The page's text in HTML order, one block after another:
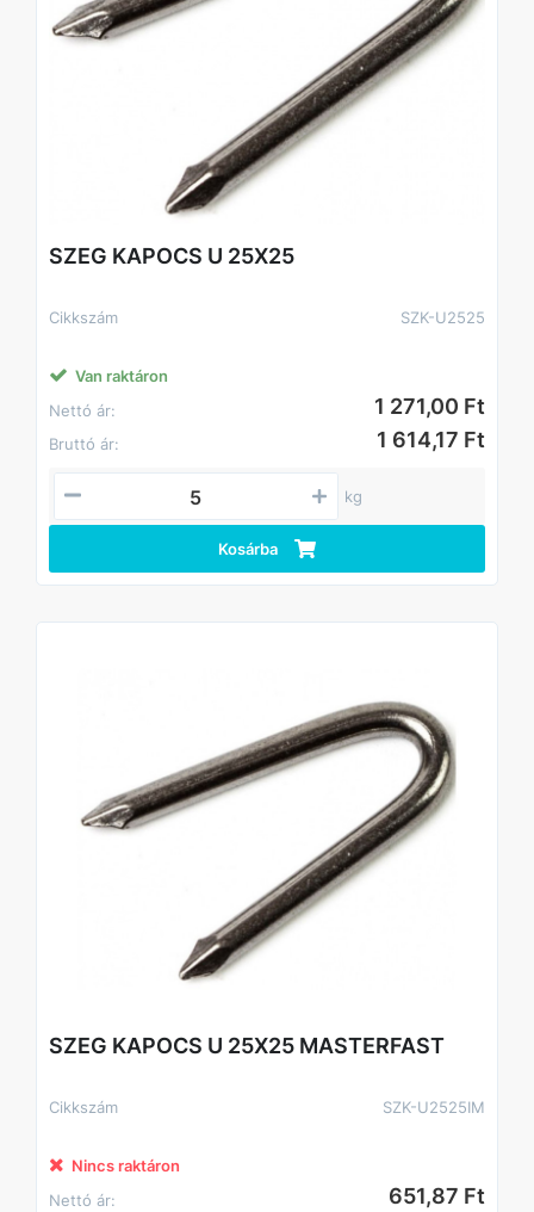
SZEG KAPOCS U 25X25
Cikkszám SZK-U2525
Van raktáron
Nettó ár:
1 271,00 Ft
Bruttó ár: 1 614,17 Ft
kg
Kosárba
SZEG KAPOCS U 25X25 MASTERFAST
Cikkszám SZK-U2525IM
Nincs raktáron
Nettó ár:
651,87 Ft